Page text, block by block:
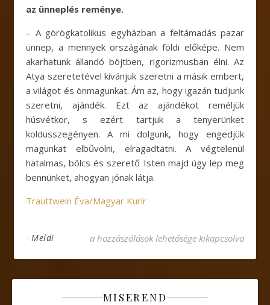
az ünneplés reménye.
– A görögkatolikus egyházban a feltámadás pazar
ünnep, a mennyek országának földi előképe. Nem
akarhatunk állandó böjtben, rigorizmusban élni. Az
Atya szeretetével kívánjuk szeretni a másik embert,
a világot és önmagunkat. Ám az, hogy igazán tudjunk
szeretni, ajándék. Ezt az ajándékot reméljük
húsvétkor, s ezért tartjuk a tenyerünket
koldusszegényen. A mi dolgunk, hogy engedjük
magunkat elbűvölni, elragadtatni. A végtelenül
hatalmas, bölcs és szerető Isten majd úgy lep meg
bennünket, ahogyan jónak látja.
Trauttwein Éva/Magyar Kurír
- Meldi A böjt indítéka a szeretet – Beszélgetés Papp
a hozzászólások lehetősége kikapcsolva
MISEREND